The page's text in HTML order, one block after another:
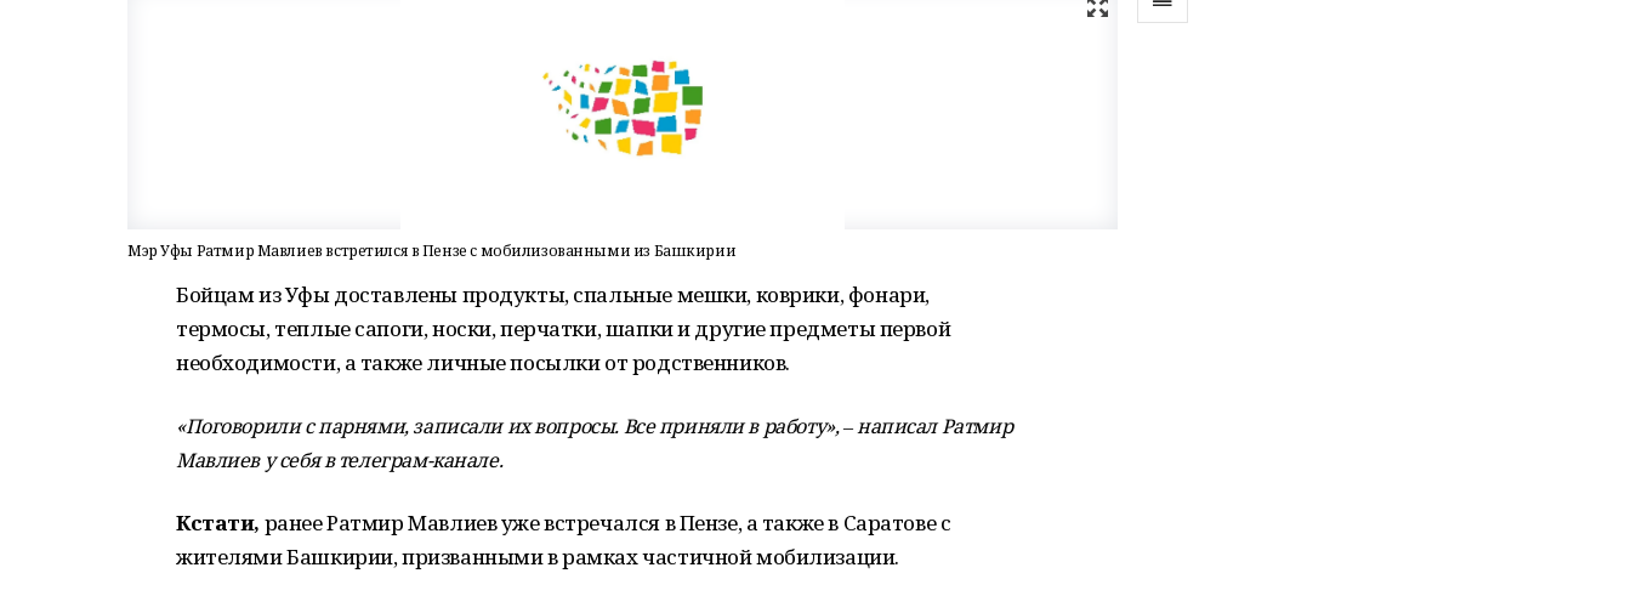
Мэр Уфы Ратмир Мавлиев встретился в Пензе с мобилизованными из Башкирии
Бойцам из Уфы доставлены продукты, спальные мешки, коврики, фонари,
термосы, теплые сапоги, носки, перчатки, шапки и другие предметы первой
необходимости, а также личные посылки от родственников.
«Поговорили с парнями, записали их вопросы. Все приняли в работу», ‒ написал Ратмир
Мавлиев у себя в телеграм-канале.
Кстати, ранее Ратмир Мавлиев уже встречался в Пензе, а также в Саратове с
жителями Башкирии, призванными в рамках частичной мобилизации.